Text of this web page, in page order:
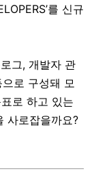
를 신규
그, 개발자 관
로 구성돼 모
로 하고 있는
사로잡을까요?